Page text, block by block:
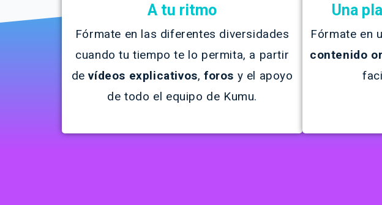
A tu ritmo
Fórmate en las diferentes diversidades
cuando tu tiempo te lo permita, a partir
devídeos explicativos,foros y el apoyo
de todo el equipo de Kumu.
Una
Fórmate en
contenido